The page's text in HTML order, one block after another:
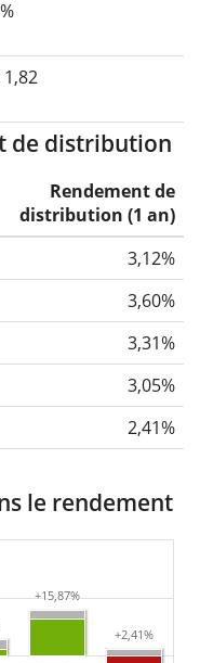
1,82
de distribution
Rendement de
distribution (1 an)
3,12%
3,60%
3,31%
3,05%
2,41%
le rendement
+15,87%
+15,87%
+2,41%
+2,41%